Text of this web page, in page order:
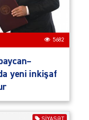
5682
yeni inkişaf